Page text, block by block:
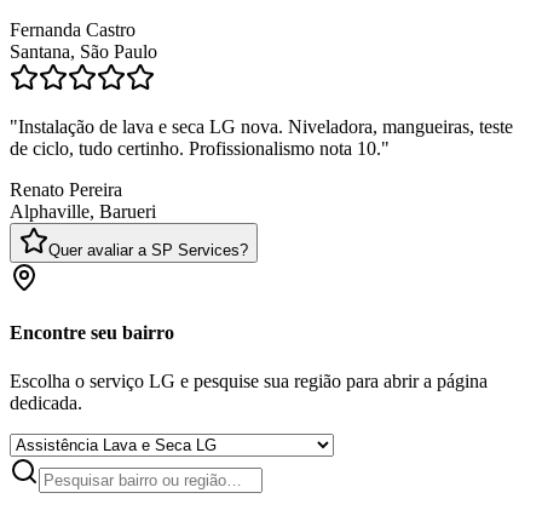
Fernanda Castro
Santana, São Paulo
"Instalação de lava e seca LG nova. Niveladora, mangueiras, teste
de ciclo, tudo certinho. Profissionalismo nota 10."
Renato Pereira
Alphaville, Barueri
Quer avaliar a SP Services?
Encontre seu bairro
Escolha o serviço LG e pesquise sua região para abrir a página
dedicada.